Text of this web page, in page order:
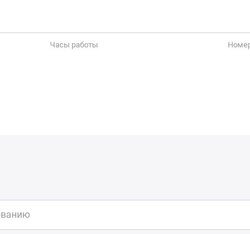
Часы работы